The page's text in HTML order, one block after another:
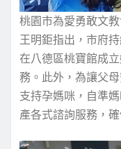
桃園市為愛勇敢文
王明鉅指出，市府
在八德區桃寶館成
務。此外，為讓父
支持孕媽咪，自準
產各式諮詢服務，